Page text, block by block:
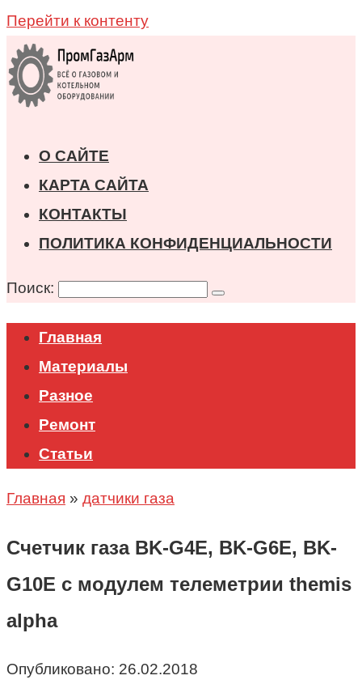
Перейти к контенту
О САЙТЕ
КАРТА САЙТА
КОНТАКТЫ
ПОЛИТИКА КОНФИДЕНЦИАЛЬНОСТИ
Поиск:
Главная
Материалы
Разное
Ремонт
Статьи
Главная » датчики газа
Счетчик газа BK-G4E, BK-G6E, BK-
G10E с модулем телеметрии themis
alpha
Опубликовано: 26.02.2018